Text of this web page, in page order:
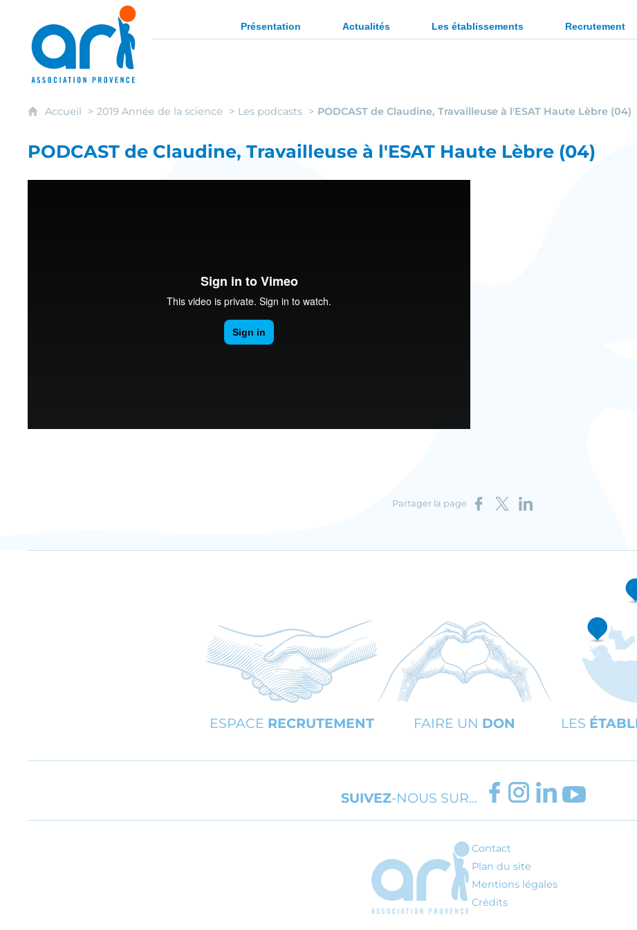
ARI - Association régionale pour l'intégration des personnes en situation de handicap ou en
Présentation Actualités Les établissements Recrutement
Accueil 2019 Année de la science Les podcasts PODCAST de Claudine, Travailleuse à l'ESAT Haute Lèbre (04)
PODCAST de Claudine, Travailleuse à l'ESAT Haute Lèbre (04)
Partager la page Partager sur Facebook
Partager sur X
Partager sur LinkedIn
ESPACE RECRUTEMENT FAIRE UN DON LES
SUIVEZ-NOUS SUR…
FACEBOOK
INSTAGRAM
LINKEDIN
YOUTUBE
ARI - Association régionale pour
Contact
Plan du site
Mentions légales
Crédits